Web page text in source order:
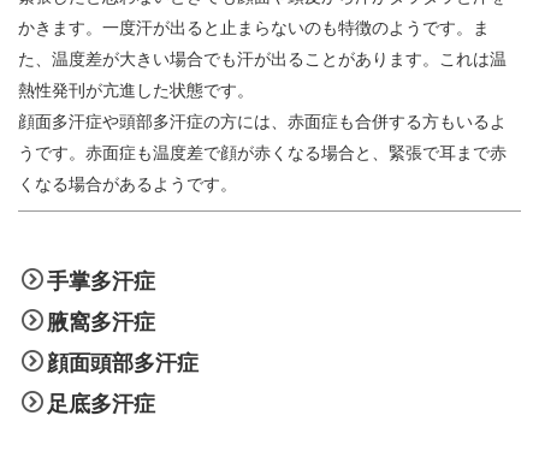
かきます。一度汗が出ると止まらないのも特徴のようです。ま
た、温度差が大きい場合でも汗が出ることがあります。これは温
熱性発刊が亢進した状態です。
顔面多汗症や頭部多汗症の方には、赤面症も合併する方もいるよ
うです。赤面症も温度差で顔が赤くなる場合と、緊張で耳まで赤
くなる場合があるようです。
手掌多汗症
腋窩多汗症
顔面頭部多汗症
足底多汗症